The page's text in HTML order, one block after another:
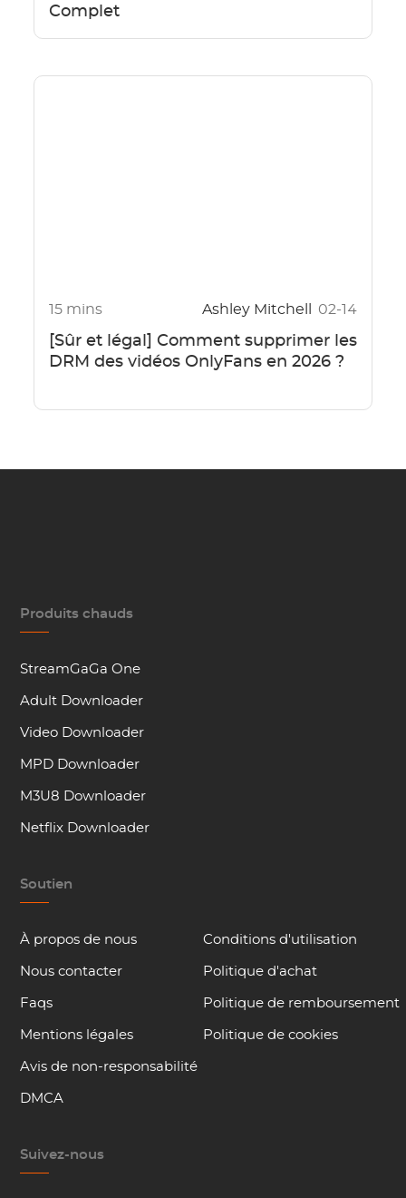
Complet
15 mins Ashley Mitchell 02-14
[Sûr et légal] Comment supprimer les
DRM des vidéos OnlyFans en 2026 ?
Produits chauds
StreamGaGa One
Adult Downloader
Video Downloader
MPD Downloader
M3U8 Downloader
Netflix Downloader
Soutien
À propos de nous
Nous contacter
Faqs
Mentions légales
Avis de non-responsabilité
DMCA
Conditions d'utilisation
Politique d'achat
Politique de remboursement
Politique de cookies
Suivez-nous